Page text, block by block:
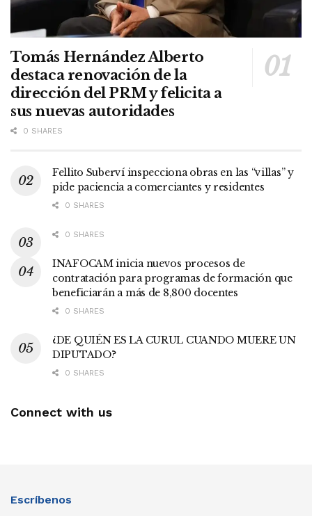
Tomás Hernández Alberto
destaca renovación de la
dirección del PRM y felicita a
sus nuevas autoridades
0 SHARES
Fellito Suberví inspecciona obras en las “villas” y
pide paciencia a comerciantes y residentes
0 SHARES
0 SHARES
INAFOCAM inicia nuevos procesos de
contratación para programas de formación que
beneficiarán a más de 8,800 docentes
0 SHARES
¿DE QUIÉN ES LA CURUL CUANDO MUERE UN
DIPUTADO?
0 SHARES
Connect with us
Escríbenos